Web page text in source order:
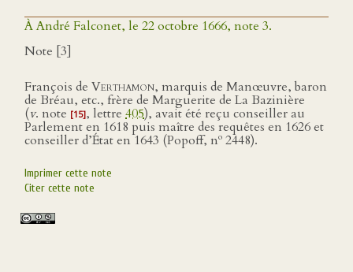
À André Falconet, le 22 octobre 1666, note 3.
Note [3]
François de Verthamon, marquis de Manœuvre, baron
de Bréau, etc., frère de Marguerite de La Bazinière
(v. note [15], lettre 405), avait été reçu conseiller au
Parlement en 1618 puis maître des requêtes en 1626 et
conseiller d’État en 1643 (Popoff, no 2448).
Imprimer cette note
Citer cette note